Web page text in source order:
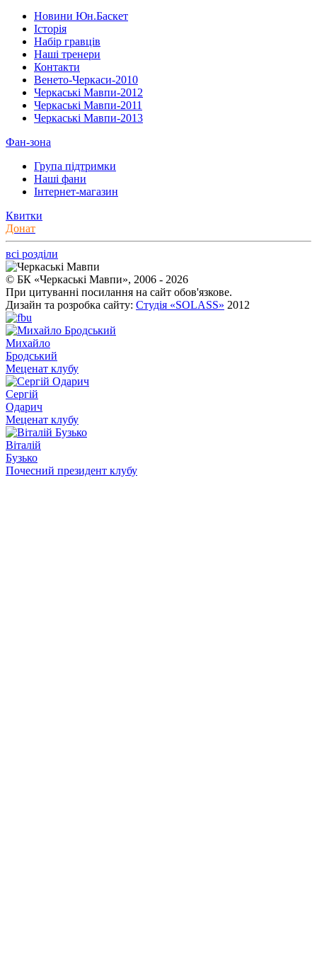
Новини Юн.Баскет
Історія
Набір гравців
Наші тренери
Контакти
Венето-Черкаси-2010
Черкаські Мавпи-2012
Черкаські Мавпи-2011
Черкаські Мавпи-2013
Фан-зона
Група підтримки
Наші фани
Інтернет-магазин
Квитки
Донат
всі розділи
© БК «Черкаські Мавпи», 2006 - 2026
При цитуванні посилання на сайт обов'язкове.
Дизайн та розробка сайту: Студія «SOLASS» 2012
Михайло
Бродський
Меценат клубу
Сергій
Одарич
Меценат клубу
Віталій
Бузько
Почесний президент клубу